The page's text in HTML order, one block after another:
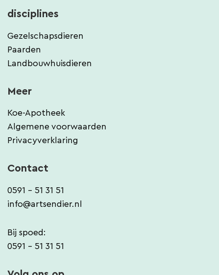
disciplines
Gezelschapsdieren
Paarden
Landbouwhuisdieren
Meer
Koe-Apotheek
Algemene voorwaarden
Privacyverklaring
Contact
0591 - 51 31 51
info@artsendier.nl
Bij spoed:
0591 - 51 31 51